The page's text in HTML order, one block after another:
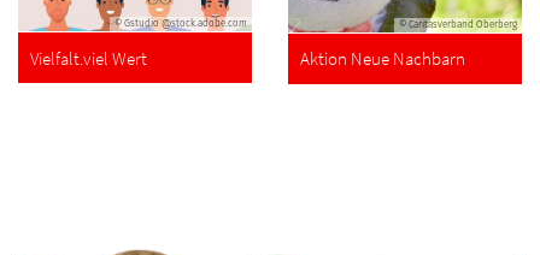
© Gstudio @stock.adobe.com
Vielfalt.viel Wert
© Caritasverband Oberberg
Aktion Neue Nachbarn